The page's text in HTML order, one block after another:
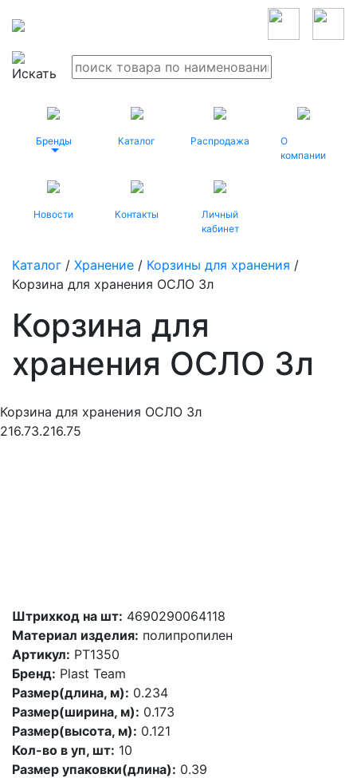
Бренды Каталог Распродажа
О
компании
Новости Контакты
Личный
кабинет
Каталог / Хранение / Корзины для хранения /
Корзина для хранения ОСЛО 3л
Корзина для
хранения ОСЛО 3л
Корзина для хранения ОСЛО 3л
216.73.216.75
Штрихкод на шт: 4690290064118
Материал изделия: полипропилен
Артикул: PT1350
Бренд: Plast Team
Размер(длина, м): 0.234
Размер(ширина, м): 0.173
Размер(высота, м): 0.121
Кол-во в уп, шт: 10
Размер упаковки(длина): 0.39